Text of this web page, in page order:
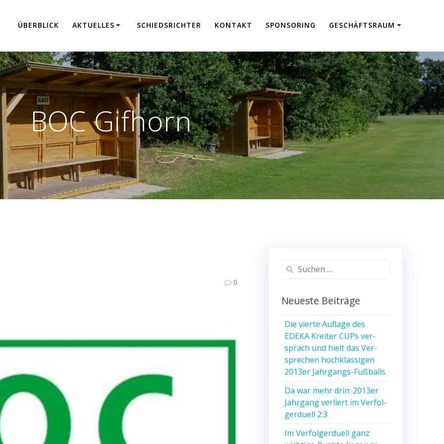
ÜBER­BLICK AKTU­EL­LES SCHIEDS­RICH­TER KON­TAKT SPON­SO­RING GESCHÄFTS­RAUM
BOC Gifhorn
0
Suche
Neu­es­te Beiträge
Die vier­te Auf­la­ge des
EDEKA Krei­ter CUPs ver­
sprach und hielt das Ver­
spre­chen hoch­klas­si­gen
2013er Jahrgangs-Fußballs
Da war mehr drin: 2013er
Jahr­gang ver­liert im Ver­fol­
ger­du­ell 2:3
Im Ver­fol­ger­du­ell ganz